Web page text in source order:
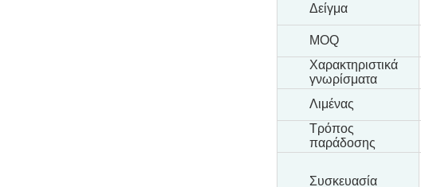
Δείγμα
MOQ
Χαρακτηριστικά
γνωρίσματα
Λιμένας
Τρόπος
παράδοσης
Συσκευασία